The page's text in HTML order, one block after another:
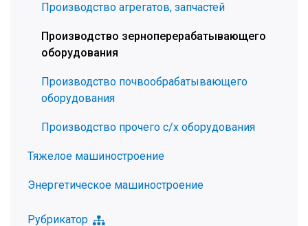
Производство агрегатов, запчастей
Производство зерноперерабатывающего
оборудования
Производство почвообрабатывающего
оборудования
Производство прочего с/х оборудования
Тяжелое машиностроение
Энергетическое машиностроение
Рубрикатор